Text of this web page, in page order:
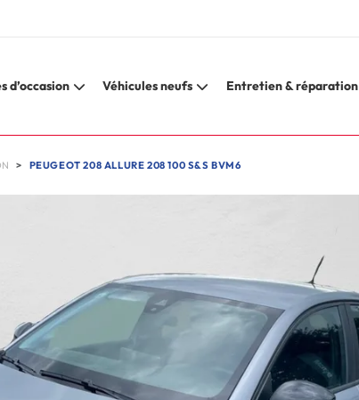
d’occasion Véhicules neufs Entretien & réparation
PEUGEOT 208 ALLURE 208 100 S&S BVM6